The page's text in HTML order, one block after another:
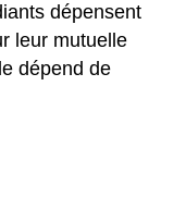
dépensent
leur mutuelle
dépend de